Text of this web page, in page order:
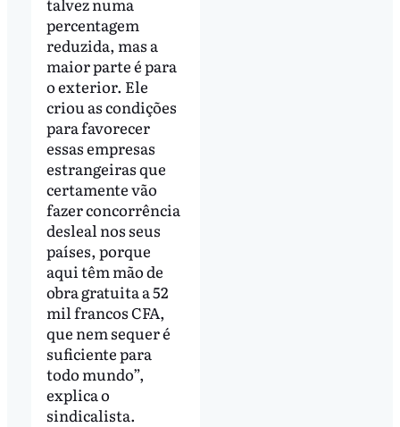
percentagem
reduzida, mas a
maior parte é para
o exterior. Ele
criou as condições
para favorecer
essas empresas
estrangeiras que
certamente vão
fazer concorrência
desleal nos seus
países, porque
aqui têm mão de
obra gratuita a 52
mil francos CFA,
que nem sequer é
suficiente para
todo mundo”,
explica o
sindicalista.